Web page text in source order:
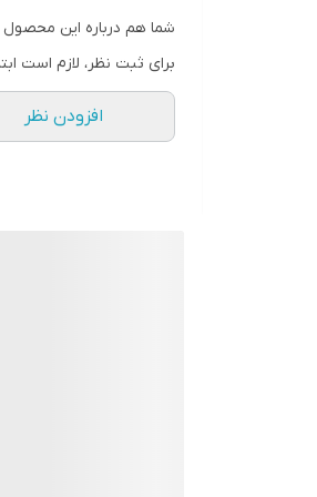
شما هم درباره این محصول
برای ثبت نظر، لازم است
افزودن نظر